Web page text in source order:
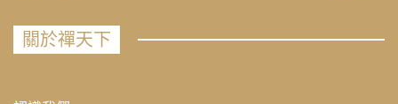
關於禪天下